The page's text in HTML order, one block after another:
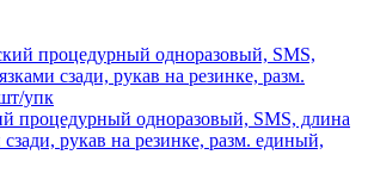
процедурный одноразовый, SMS, длина
сзади, рукав на резинке, разм. единый,